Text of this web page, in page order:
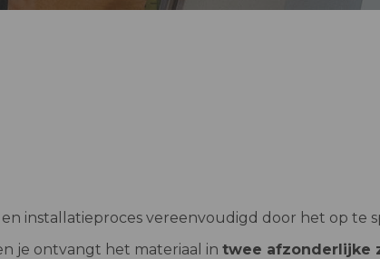
installatieproces vereenvoudigd door het op te
je ontvangt het materiaal in twee afzonderlijke